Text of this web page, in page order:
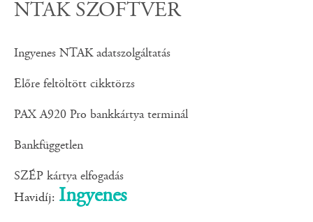
NTAK SZOFTVER
Ingyenes NTAK adatszolgáltatás
Előre feltöltött cikktörzs
PAX A920 Pro bankkártya terminál
Bankfüggetlen
SZÉP kártya elfogadás
Havidíj: Ingyenes